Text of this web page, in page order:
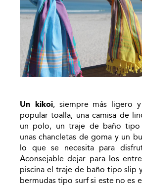
Un kikoi, siempre más ligero
popular toalla, una camisa de
un polo, un traje de baño tipo
unas chancletas de goma y un
lo que se necesita para
Aconsejable dejar para los
piscina el traje de baño tipo slip
bermudas tipo surf si este no es